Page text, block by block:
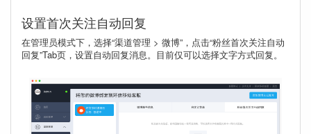
设置首次关注自动回复
在管理员模式下，选择“渠道管理 > 微博”，点击“粉丝首次关注自动
回复”Tab页，设置自动回复消息。目前仅可以选择文字方式回复。